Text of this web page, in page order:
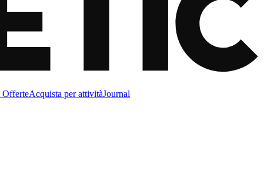
OfferteAcquista per attivitàJournal